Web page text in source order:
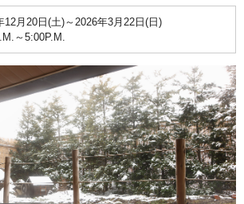
12月20日(土)～2026年3月22日(日)
～5:00P.M.